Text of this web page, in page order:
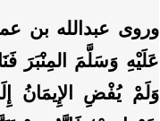
وروى عبدالله بن
عَلَيْهِ وَسَلَّمَ المِنْبَرَ
وَلَمْ يُفْضِ الإِيمَانُ